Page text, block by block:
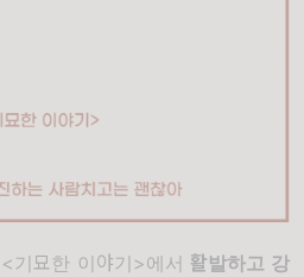
기묘한 이야기>에서 활발하고 강